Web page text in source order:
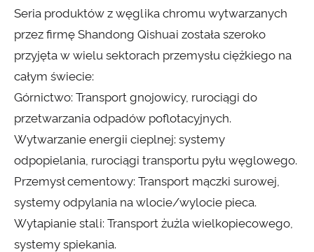
Seria produktów z węglika chromu wytwarzanych
przez firmę Shandong Qishuai została szeroko
przyjęta w wielu sektorach przemysłu ciężkiego na
całym świecie:
Górnictwo: Transport gnojowicy, rurociągi do
przetwarzania odpadów poflotacyjnych.
Wytwarzanie energii cieplnej: systemy
odpopielania, rurociągi transportu pyłu węglowego.
Przemysł cementowy: Transport mączki surowej,
systemy odpylania na wlocie/wylocie pieca.
Wytapianie stali: Transport żużla wielkopiecowego,
systemy spiekania.